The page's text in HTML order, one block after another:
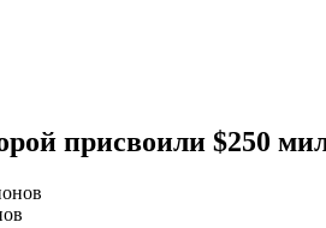
присвоили $250